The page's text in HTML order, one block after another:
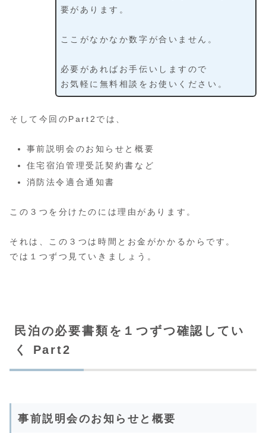
要があります。
ここがなかなか数字が合いません。
必要があればお手伝いしますので
お気軽に無料相談をお使いください。
そして今回のPart2では、
事前説明会のお知らせと概要
住宅宿泊管理受託契約書など
消防法令適合通知書
この３つを分けたのには理由があります。
それは、この３つは時間とお金がかかるからです。
では１つずつ見ていきましょう。
民泊の必要書類を１つずつ確認してい
く Part2
事前説明会のお知らせと概要